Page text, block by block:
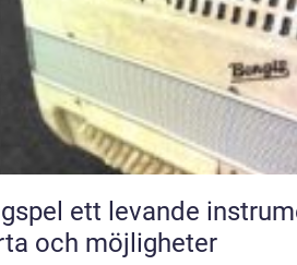
instrument med historia,
och möjligheter